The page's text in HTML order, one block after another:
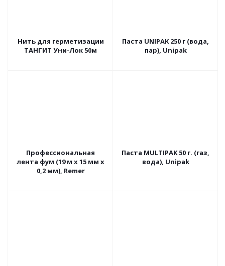
Нить для герметизации
ТАНГИТ Уни-Лок 50м
Паста UNIPAK 250 г (вода,
пар), Unipak
Профессиональная
лента фум (19 м х 15 мм х
0,2 мм), Remer
Паста MULTIPAK 50 г. (газ,
вода), Unipak